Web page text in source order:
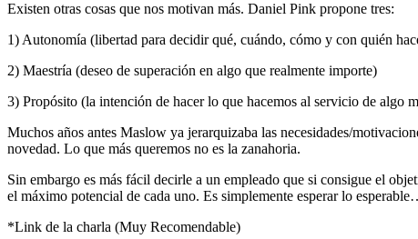
Existen otras cosas que nos motivan más. Daniel Pink propone tres:
1) Autonomía (libertad para decidir qué, cuándo, cómo y con quién
2) Maestría (deseo de superación en algo que realmente importe)
3) Propósito (la intención de hacer lo que hacemos al servicio de algo
Muchos años antes Maslow ya jerarquizaba las necesidades/
novedad. Lo que más queremos no es la zanahoria.
Sin embargo es más fácil decirle a un empleado que si consigue el
el máximo potencial de cada uno. Es simplemente esperar lo
*Link de la charla (Muy Recomendable)